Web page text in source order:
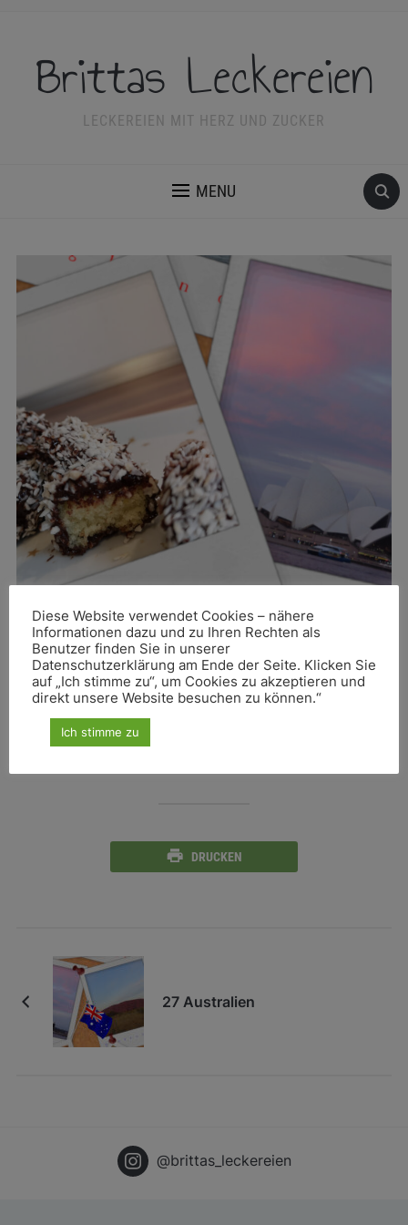
Brittas Leckereien
LECKEREIEN MIT HERZ UND ZUCKER
MENU
28 Australien
in
DRUCKEN
27 Australien
@brittas_leckereien
Diese Website verwendet Cookies – nähere
Informationen dazu und zu Ihren Rechten als
Benutzer finden Sie in unserer
Datenschutzerklärung am Ende der Seite. Klicken Sie
auf „Ich stimme zu“, um Cookies zu akzeptieren und
direkt unsere Website besuchen zu können.“
Ich stimme zu